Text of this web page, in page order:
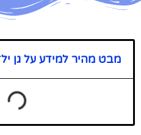
מבט מהיר למידע על גן